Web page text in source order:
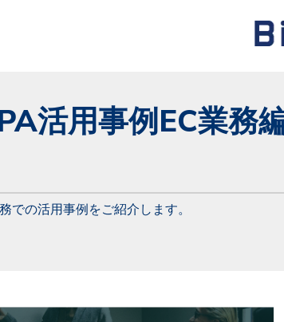
活用事例EC業務
での活用事例をご紹介します。